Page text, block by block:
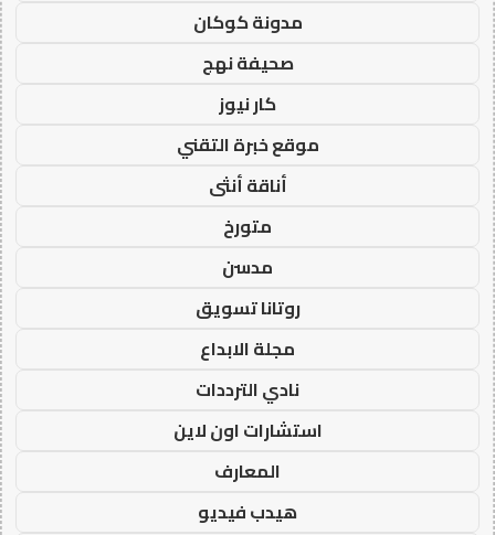
مدونة كوكان
صحيفة نهج
كار نيوز
موقع خبرة التقني
أناقة أنثى
متورخ
مدسن
روتانا تسويق
مجلة الابداع
نادي الترددات
استشارات اون لاين
المعارف
هيدب فيديو